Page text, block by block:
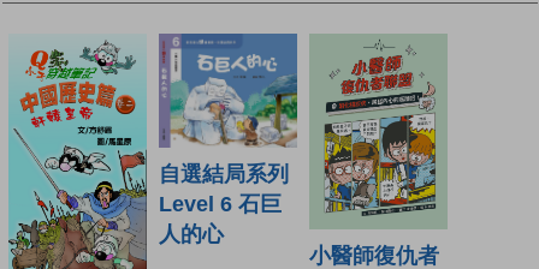
自選結局系列
Level 6 石巨
人的心
小醫師復仇者